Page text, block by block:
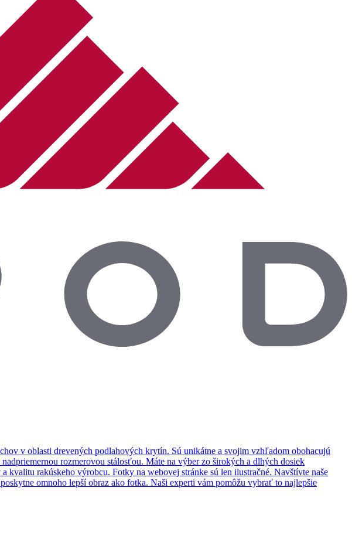
v oblasti drevených podlahových krytín. Sú unikátne a svojim vzhľadom obohacujú
rozmerovou stálosťou. Máte na výber zo širokých a dlhých dosiek
rakúskeho výrobcu. Fotky na webovej stránke sú len ilustračné. Navštívte naše
omnoho lepší obraz ako fotka. Naši experti vám pomôžu vybrať to najlepšie